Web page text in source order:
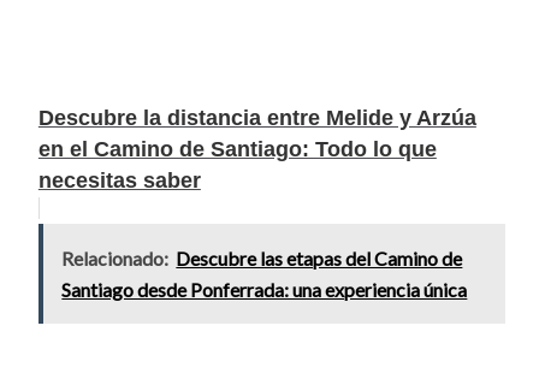
Descubre la distancia entre Melide y Arzúa
en el Camino de Santiago: Todo lo que
necesitas saber
Relacionado: Descubre las etapas del Camino de
Santiago desde Ponferrada: una experiencia única